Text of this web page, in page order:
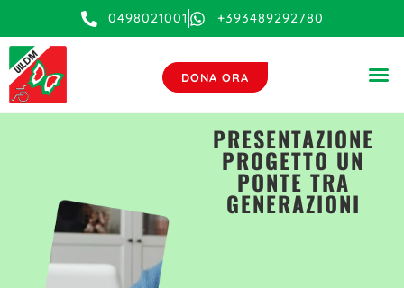
0498021001 +393489292780
DONA ORA
PRESENTAZIONE
PROGETTO UN
PONTE TRA
GENERAZIONI